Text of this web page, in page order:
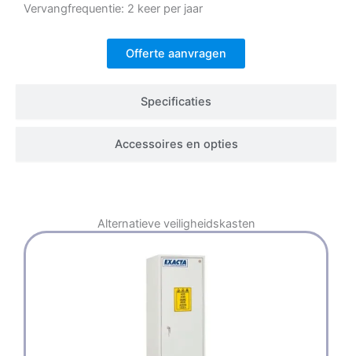
Specificaties
Accessoires en opties
Vervangfrequentie: 2 keer per jaar
Offerte aanvragen
Alternatieve veiligheidskasten